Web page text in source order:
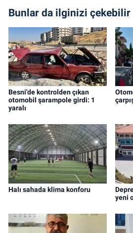
Bunlar da ilginizi çekebilir
Besni'de kontrolden çıkan
otomobil şarampole girdi: 1
yaralı
Halı sahada klima konforu
yeni